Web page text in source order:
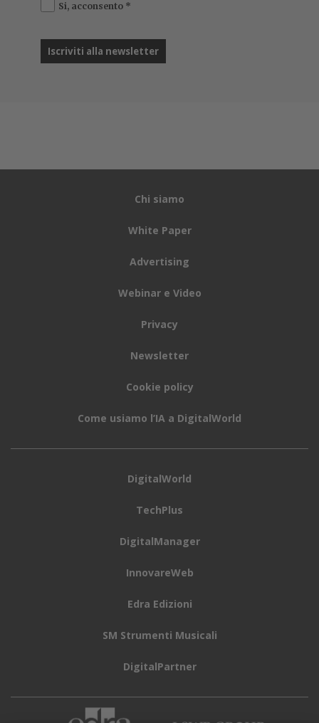
Si, acconsento *
Chi siamo
White Paper
Advertising
Webinar e Video
Privacy
Newsletter
Cookie policy
Come usiamo l’IA a DigitalWorld
DigitalWorld
TechPlus
DigitalManager
InnovareWeb
Edra Edizioni
SM Strumenti Musicali
DigitalPartner